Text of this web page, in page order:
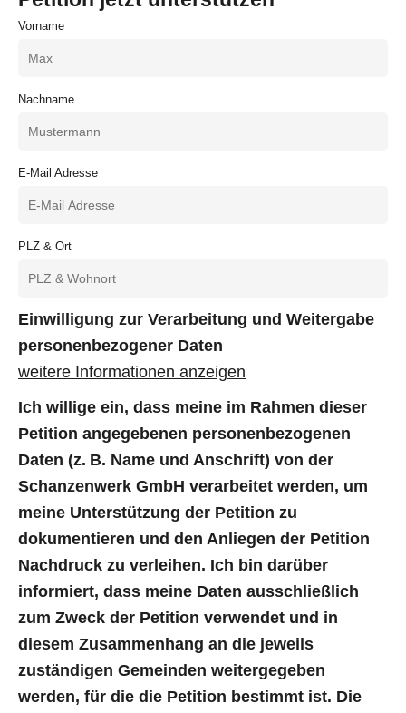
Vorname
Nachname
E-Mail Adresse
PLZ & Ort
Einwilligung zur Verarbeitung und Weitergabe
personenbezogener Daten
weitere Informationen anzeigen
Ich willige ein, dass meine im Rahmen dieser
Petition angegebenen personenbezogenen
Daten (z. B. Name und Anschrift) von der
Schanzenwerk GmbH verarbeitet werden, um
meine Unterstützung der Petition zu
dokumentieren und den Anliegen der Petition
Nachdruck zu verleihen. Ich bin darüber
informiert, dass meine Daten ausschließlich
zum Zweck der Petition verwendet und in
diesem Zusammenhang an die jeweils
zuständigen Gemeinden weitergegeben
werden, für die die Petition bestimmt ist. Die